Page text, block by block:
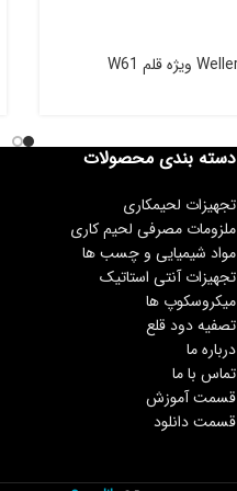
دسته بندی محصولات
تجهیزات لحیمکاری
ملزومات مصرفی لحیم کاری
مواد شیمیایی و چسب ها
تجهیزات آنتی استاتیک
میکروسکوپ ها
تصفیه دود قلع
درباره ما
تماس با ما
قسمت آموزش
قسمت دانلود